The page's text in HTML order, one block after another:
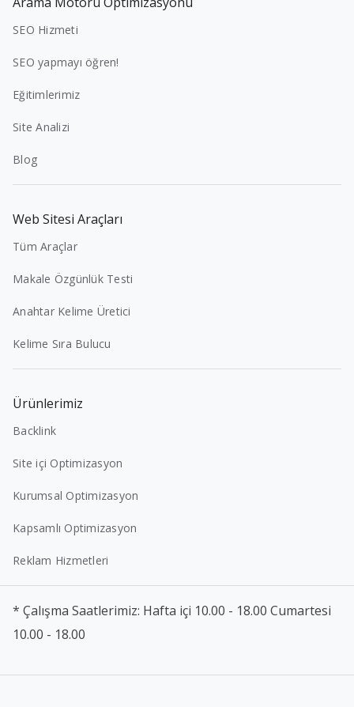
SEO Hizmeti
SEO yapmayı öğren!
Eğitimlerimiz
Site Analizi
Blog
Web Sitesi Araçları
Tüm Araçlar
Makale Özgünlük Testi
Anahtar Kelime Üretici
Kelime Sıra Bulucu
Ürünlerimiz
Backlink
Site içi Optimizasyon
Kurumsal Optimizasyon
Kapsamlı Optimizasyon
Reklam Hizmetleri
* Çalışma Saatlerimiz: Hafta içi 10.00 - 18.00 Cumartesi
10.00 - 18.00